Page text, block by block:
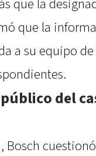
que la
que la
a su equipo de
del
Bosch